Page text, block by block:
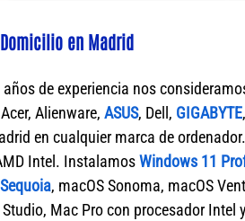
en Madrid
de experiencia nos
Alienware, ASUS, Dell, GIGABYTE
en cualquier marca de
Intel. InstalamosWindows 11
, macOS Sonoma, macOS
Mac Pro con procesador Intel